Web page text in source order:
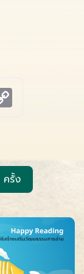
k
ครั้ง